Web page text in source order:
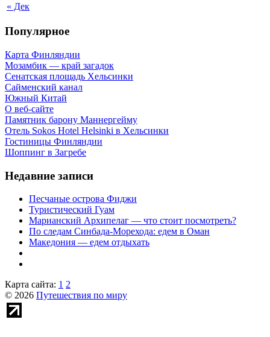
« Дек
Популярное
Карта Финляндии
Мозамбик — край загадок
Сенатская площадь Хельсинки
Сайменский канал
Южный Китай
О веб-сайте
Памятник барону Маннергейму
Отель Sokos Hotel Helsinki в Хельсинки
Гостиницы Финляндии
Шоппинг в Загребе
Недавние записи
Песчаные острова Фиджи
Туристический Гуам
Марианский Архипелаг — что стоит посмотреть?
По следам Синбада-Морехода: едем в Оман
Македония — едем отдыхать
Карта сайта: 1 2
© 2026 Путешествия по миру